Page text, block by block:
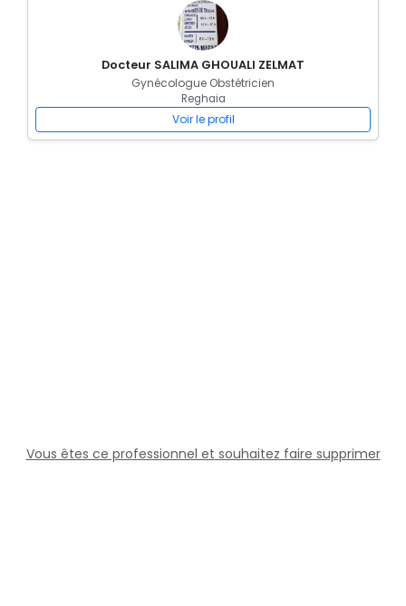
Docteur SALIMA GHOUALI ZELMAT
Gynécologue Obstétricien
Reghaia
Voir le profil
Vous êtes ce professionnel et souhaitez faire supprimer